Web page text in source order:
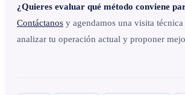
¿Quieres evaluar qué método conviene
Contáctanos y agendamos una visita
analizar tu operación actual y proponer